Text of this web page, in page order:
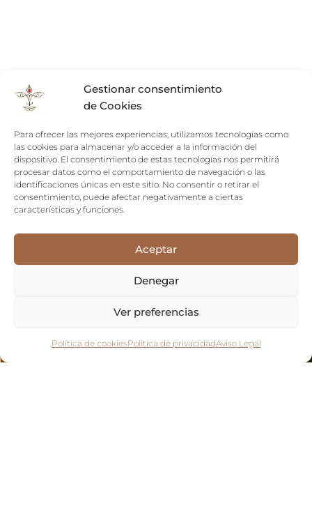
Gestionar consentimiento
de Cookies
Para ofrecer las mejores experiencias, utilizamos tecnologías como
las cookies para almacenar y/o acceder a la información del
dispositivo. El consentimiento de estas tecnologías nos permitirá
procesar datos como el comportamiento de navegación o las
identificaciones únicas en este sitio. No consentir o retirar el
consentimiento, puede afectar negativamente a ciertas
características y funciones.
Aceptar
Denegar
Ver preferencias
Política de cookiesPolítica de privacidadAviso Legal